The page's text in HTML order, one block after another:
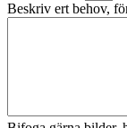
Beskriv ert behov,